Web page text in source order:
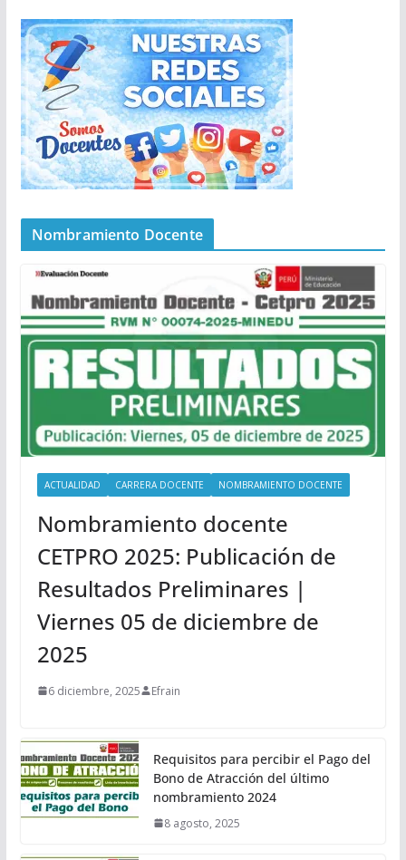
Nombramiento Docente
ACTUALIDAD CARRERA DOCENTE NOMBRAMIENTO DOCENTE
Nombramiento docente
CETPRO 2025: Publicación de
Resultados Preliminares |
Viernes 05 de diciembre de
2025
6 diciembre, 2025 Efrain
Requisitos para percibir el Pago del
Bono de Atracción del último
nombramiento 2024
8 agosto, 2025